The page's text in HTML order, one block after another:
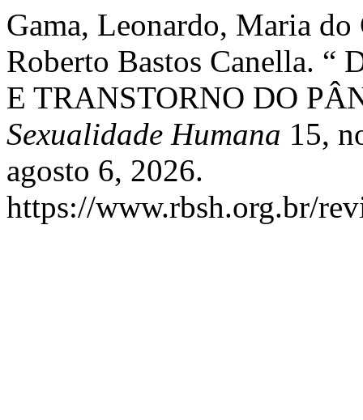
Gama, Leonardo, Maria
Roberto Bastos Canella.
E TRANSTORNO DO
Sexualidade Humana 15,
agosto 6, 2026.
https://www.rbsh.org.br/